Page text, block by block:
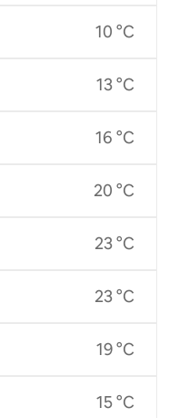
10 °C
13 °C
16 °C
20 °C
23 °C
23 °C
19 °C
15 °C